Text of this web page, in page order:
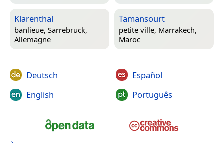
Klarenthal
banlieue, Sarrebruck,
Allemagne
Tamansourt
petite ville, Marrakech,
Maroc
Deutsch
English
Español
Português